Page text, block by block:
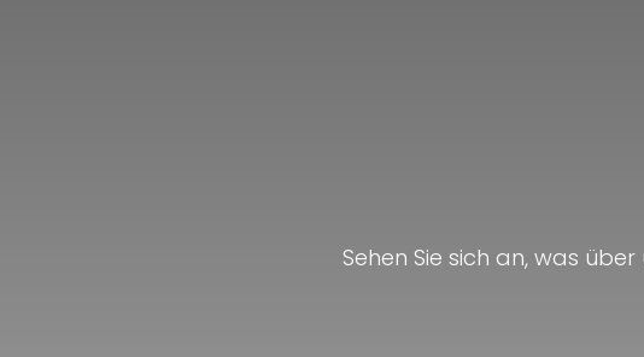
Sehen Sie sich an, was